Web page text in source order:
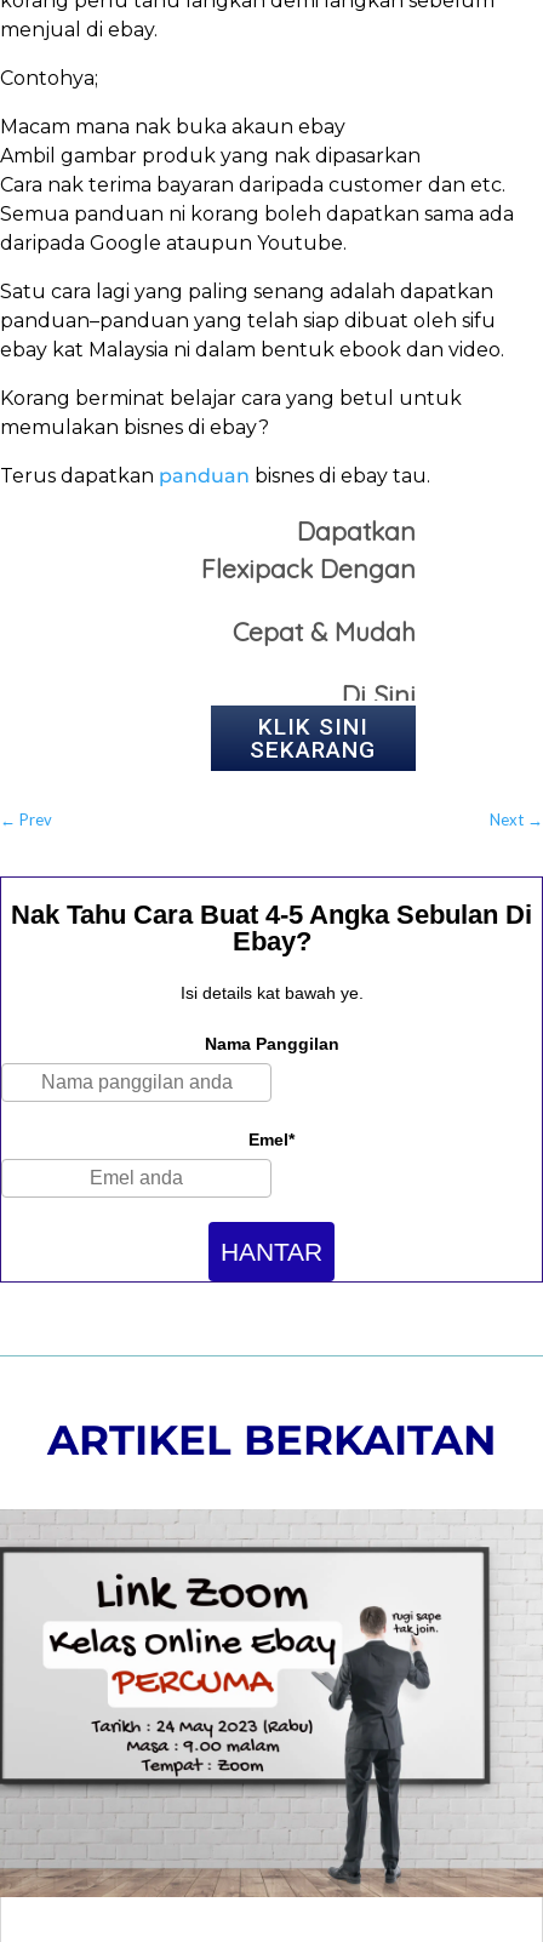
menjual di ebay.
Contohya;
Macam mana nak buka akaun ebay
Ambil gambar produk yang nak dipasarkan
Cara nak terima bayaran daripada customer dan etc.
Semua panduan ni korang boleh dapatkan sama ada
daripada Google ataupun Youtube.
Satu cara lagi yang paling senang adalah dapatkan
panduan–panduan yang telah siap dibuat oleh sifu
ebay kat Malaysia ni dalam bentuk ebook dan video.
Korang berminat belajar cara yang betul untuk
memulakan bisnes di ebay?
Terus dapatkan panduan bisnes di ebay tau.
Dapatkan
Flexipack Dengan
Cepat& Mudah
Di Sini
KLIK SINI
SEKARANG
← Prev Next →
Nak Tahu Cara Buat 4-5 Angka Sebulan Di
Ebay?
Isi details kat bawah ye.
Nama Panggilan
Emel*
HANTAR
ARTIKEL BERKAITAN